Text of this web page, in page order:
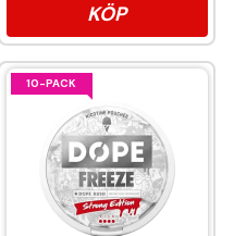
KÖP
10-PACK